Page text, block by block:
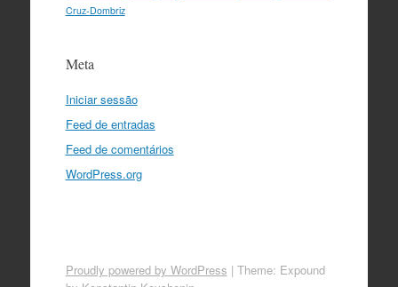
Cruz-Dombriz
Meta
Iniciar sessão
Feed de entradas
Feed de comentários
WordPress.org
Proudly powered by WordPress | Theme: Expound